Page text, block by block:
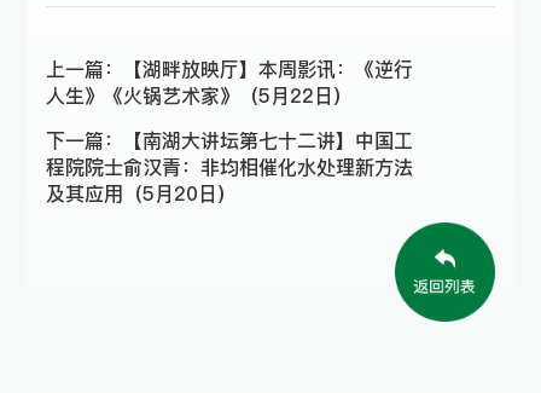
上一篇：
【湖畔放映厅】本周影讯：《逆行
人生》《火锅艺术家》（5月22日）
下一篇：
【南湖大讲坛第七十二讲】中国工
程院院士俞汉青：非均相催化水处理新方法
及其应用（5月20日）